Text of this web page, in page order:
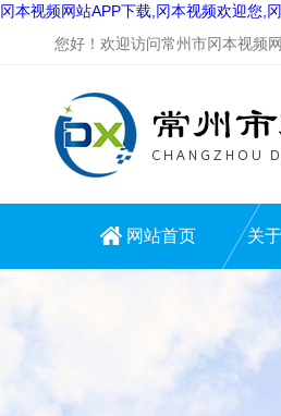
冈本视频网站APP下载,冈本视频欢迎您,
您好！欢迎访问常州市冈本视频
网站首页 关